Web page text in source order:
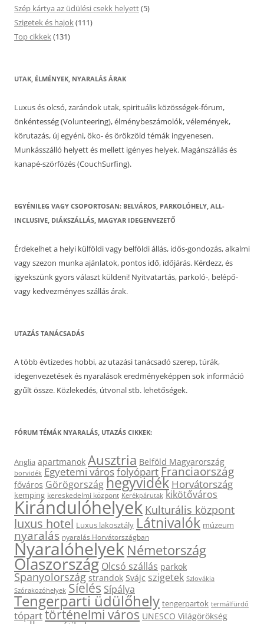
Szép kártya az üdülési csekk helyett(5)
Szigetek és hajok(111)
Top cikkek(131)
UTAK, ÉLMÉNYEK, NYARALÁS ÁRAK
Luxus és olcsó, zarándok utak, spirituális közösségek-fórum,
önkéntesség (Volunteering), élménybeszámolók, vélemények,
körutazás, új egyéni, öko- és örökzöld témák ingyenesen.
Munkásszálló helyett és mellett igényes helyek. Magánszállás és
kanapé-szörfözés (CouchSurfing).
EGYÉNILEG VAGY CSOPORTOSAN: BELVÁROS, PARKOLÓHELY, ALL-
INCLUSIVE, DIÁKSZÁLLÁS, MAGYAR IDEGENVEZETŐ
Érdekelhet a helyi külföldi vagy belföldi állás, idős-gondozás, alkalmi
vagy szezon munka ajánlatok, pontos idő, időjárás. Kérdezz, és
igyekszünk gyors választ küldeni! Nyitvatartás, parkoló-, belépő-
vagy kedvezményes szállás árak.
UTAZÁS TANÁCSADÁS
A több évtizedes hobbi, az utazási tanácsadó szerep, túrák,
idegenvezetések és nyaralások eredményeképpen sok információ
gyűlt össze. Közlekedés, útvonal stb. lehetőségek.
FÓRUM TÉMÁK NYARALÁS, UTAZÁS CIKKEK:
Anglia apartmanok Ausztria Belföld Magyarország
borvidék Egyetemi városfolyópartFranciaország
főváros Görögországhegyvidék Horvátország
kemping kereskedelmi központ Kerékpárutak kikötőváros
Kirándulóhelyek Kulturális központ
luxus hotel Luxus lakosztály Látnivalók múzeum
nyaralás nyaralás Horvátországban
Nyaralóhelyek Németország
Olaszország Olcsó szállás parkok
Spanyolország strandok Svájc szigetek Szlovákia
Szórakozóhelyek Síelés Sípálya
Tengerparti üdülőhely tengerpartok termálfürdő
tóparttörténelmi város UNESCO Világörökség